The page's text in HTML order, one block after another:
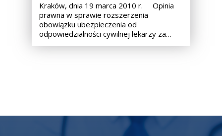
Kraków, dnia 19 marca 2010 r. Opinia
prawna w sprawie rozszerzenia
obowiązku ubezpieczenia od
odpowiedzialności cywilnej lekarzy za…